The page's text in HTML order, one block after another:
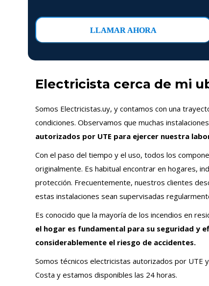
LLAMAR AHORA
Electricista cerca de mi
Somos Electricistas.uy, y contamos con una
condiciones. Observamos que muchas
autorizados por UTE para ejercer nuestra
Con el paso del tiempo y el uso, todos los
originalmente. Es habitual encontrar en hogares,
protección. Frecuentemente, nuestros clientes
estas instalaciones sean supervisadas
Es conocido que la mayoría de los incendios en
el hogar es fundamental para su seguridad y
considerablemente el riesgo de accidentes.
Somos técnicos electricistas autorizados por UTE
Costa y estamos disponibles las 24 horas.